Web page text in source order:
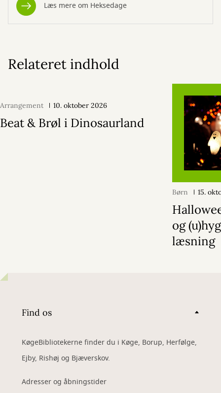
Læs mere om Heksedage
Relateret indhold
Arrangement 10. oktober 2026
Beat & Brøl i Dinosaurland
Børn 15.
og
læsning
Find os
KøgeBibliotekerne finder du i Køge, Borup, Herfølge,
Ejby, Rishøj og Bjæverskov.
Adresser og åbningstider